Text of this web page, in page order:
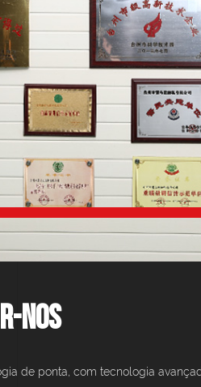
nos
de ponta, com tecnologia